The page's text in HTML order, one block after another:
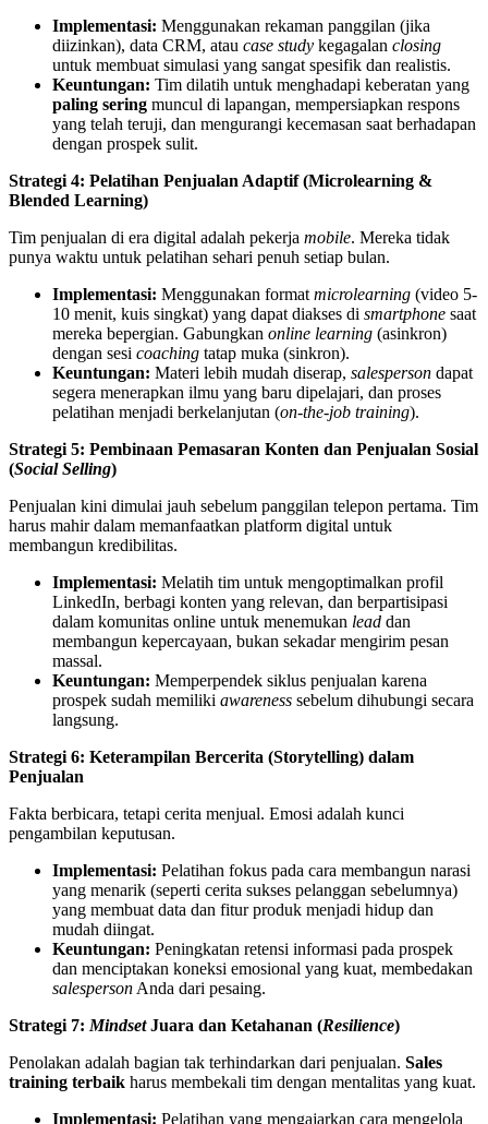
Implementasi: Menggunakan rekaman panggilan (jika
diizinkan), data CRM, atau case study kegagalan closing
untuk membuat simulasi yang sangat spesifik dan realistis.
Keuntungan: Tim dilatih untuk menghadapi keberatan yang
paling sering muncul di lapangan, mempersiapkan respons
yang telah teruji, dan mengurangi kecemasan saat berhadapan
dengan prospek sulit.
Strategi 4: Pelatihan Penjualan Adaptif (Microlearning &
Blended Learning)
Tim penjualan di era digital adalah pekerja mobile. Mereka tidak
punya waktu untuk pelatihan sehari penuh setiap bulan.
Implementasi: Menggunakan format microlearning (video 5-
10 menit, kuis singkat) yang dapat diakses di smartphone saat
mereka bepergian. Gabungkan online learning (asinkron)
dengan sesi coaching tatap muka (sinkron).
Keuntungan: Materi lebih mudah diserap, salesperson dapat
segera menerapkan ilmu yang baru dipelajari, dan proses
pelatihan menjadi berkelanjutan (on-the-job training).
Strategi 5: Pembinaan Pemasaran Konten dan Penjualan Sosial
(Social Selling)
Penjualan kini dimulai jauh sebelum panggilan telepon pertama. Tim
harus mahir dalam memanfaatkan platform digital untuk
membangun kredibilitas.
Implementasi: Melatih tim untuk mengoptimalkan profil
LinkedIn, berbagi konten yang relevan, dan berpartisipasi
dalam komunitas online untuk menemukan lead dan
membangun kepercayaan, bukan sekadar mengirim pesan
massal.
Keuntungan: Memperpendek siklus penjualan karena
prospek sudah memiliki awareness sebelum dihubungi secara
langsung.
Strategi 6: Keterampilan Bercerita (Storytelling) dalam
Penjualan
Fakta berbicara, tetapi cerita menjual. Emosi adalah kunci
pengambilan keputusan.
Implementasi: Pelatihan fokus pada cara membangun narasi
yang menarik (seperti cerita sukses pelanggan sebelumnya)
yang membuat data dan fitur produk menjadi hidup dan
mudah diingat.
Keuntungan: Peningkatan retensi informasi pada prospek
dan menciptakan koneksi emosional yang kuat, membedakan
salesperson Anda dari pesaing.
Strategi 7: MindsetJuara dan Ketahanan (Resilience)
Penolakan adalah bagian tak terhindarkan dari penjualan. Sales
training terbaik harus membekali tim dengan mentalitas yang kuat.
Implementasi: Pelatihan yang mengajarkan cara mengelola